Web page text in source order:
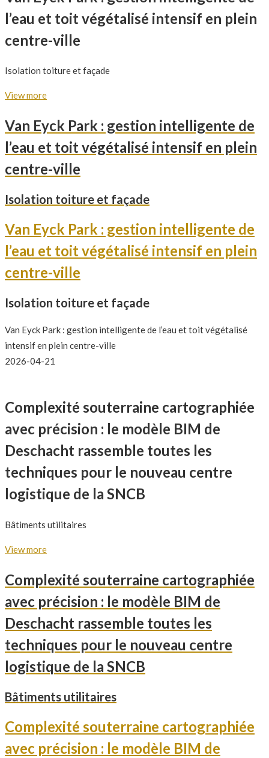
l’eau et toit végétalisé intensif en plein
centre-ville
Isolation toiture et façade
View more
Van Eyck Park : gestion intelligente de
l’eau et toit végétalisé intensif en plein
centre-ville
Isolation toiture et façade
Van Eyck Park : gestion intelligente de
l’eau et toit végétalisé intensif en plein
centre-ville
Isolation toiture et façade
Van Eyck Park : gestion intelligente de l’eau et toit végétalisé
intensif en plein centre-ville
2026-04-21
Complexité souterraine cartographiée
avec précision : le modèle BIM de
Deschacht rassemble toutes les
techniques pour le nouveau centre
logistique de la SNCB
Bâtiments utilitaires
View more
Complexité souterraine cartographiée
avec précision : le modèle BIM de
Deschacht rassemble toutes les
techniques pour le nouveau centre
logistique de la SNCB
Bâtiments utilitaires
Complexité souterraine cartographiée
avec précision : le modèle BIM de